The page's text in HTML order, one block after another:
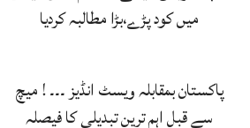
میں کود پڑے،بڑا مطالبہ کردیا
پاکستان بمقابلہ ویسٹ انڈیز ۔۔۔ ! میچ
سے قبل اہم ترین تبدیلی کا فیصلہ